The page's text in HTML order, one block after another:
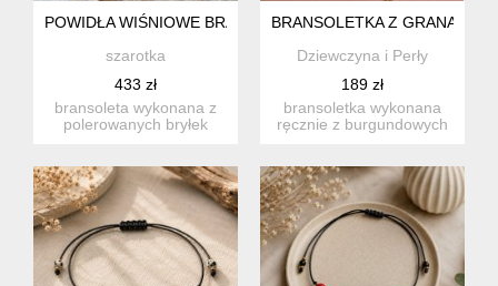
POWIDŁA WIŚNIOWE BRANSOLETKA Z GRANATU, KORALA I
szarotka
433 zł
bransoleta wykonana z
polerowanych bryłek
BRANSOLETKA Z
Dziewczyna i Perły
189 zł
bransoletka wykonana
ręcznie z burgundowych